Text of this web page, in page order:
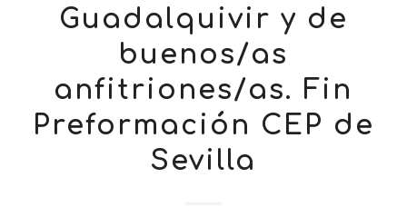
Guadalquivir y de
buenos/as
anfitriones/as. Fin
Preformación CEP de
Sevilla